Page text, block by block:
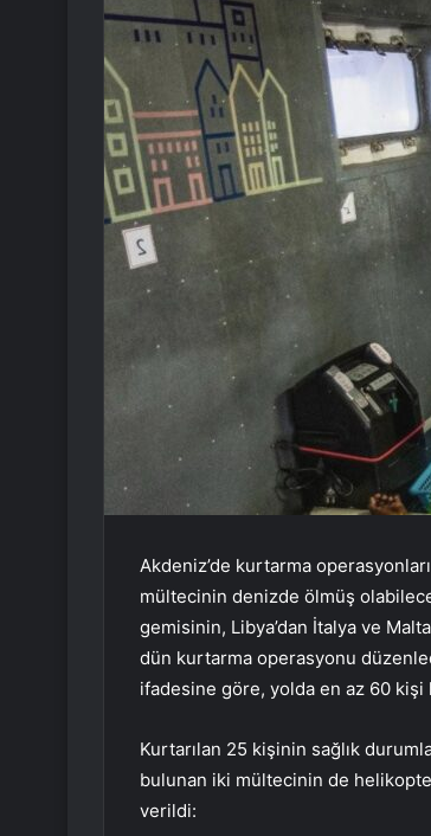
Akdeniz’de kurtarma
mültecinin denizde ölmüş
gemisinin, Libya’dan İtalya ve
dün kurtarma operasyonu
ifadesine göre, yolda en az 60 kişi
Kurtarılan 25 kişinin sağlık
bulunan iki mültecinin de
verildi: